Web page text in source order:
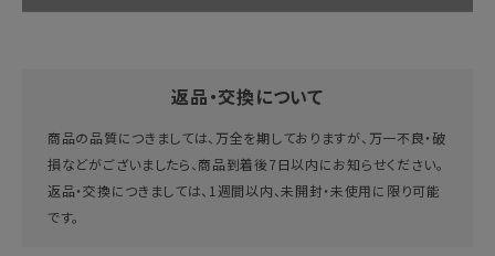
返品・交換について
商品の品質につきましては、万全を期しておりますが、万一不良・破
損などがございましたら、商品到着後7日以内にお知らせください。
返品・交換につきましては、1週間以内、未開封・未使用に限り可能
です。